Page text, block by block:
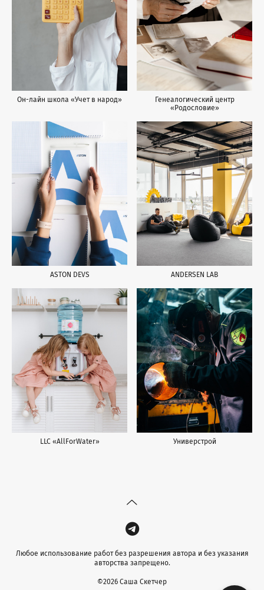
Он-лайн школа «Учет в народ»
Генеалогический центр
«Родословие»
ASTON DEVS ANDERSEN LAB
LLC «AllForWater» Универстрой
Любое использование работ без разрешения автора и без указания
авторства запрещено.
©2026 Саша Скетчер